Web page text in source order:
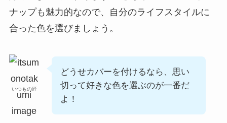
ナップも魅力的なので、自分のライフスタイルに
合った色を選びましょう。
いつもの匠
どうせカバーを付けるなら、思い
切って好きな色を選ぶのが一番だ
よ！